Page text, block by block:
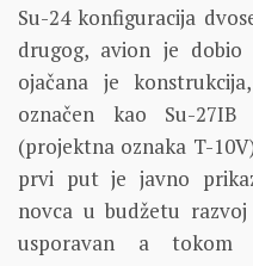
Su-24 konfiguracija
drugog, avion je
ojačana je
označen kao Su-27IB
(projektna oznaka T-
prvi put je javno
novca u budžetu
usporavan a